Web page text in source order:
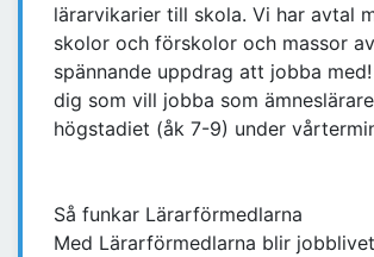
lärarvikarier till skola. Vi har avtal
skolor och förskolor och massor
spännande uppdrag att jobba
dig som vill jobba som
högstadiet (åk 7-9) under
Så funkar Lärarförmedlarna
Med Lärarförmedlarna blir